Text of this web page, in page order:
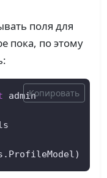
поля для
пока, по этому
admin Копировать